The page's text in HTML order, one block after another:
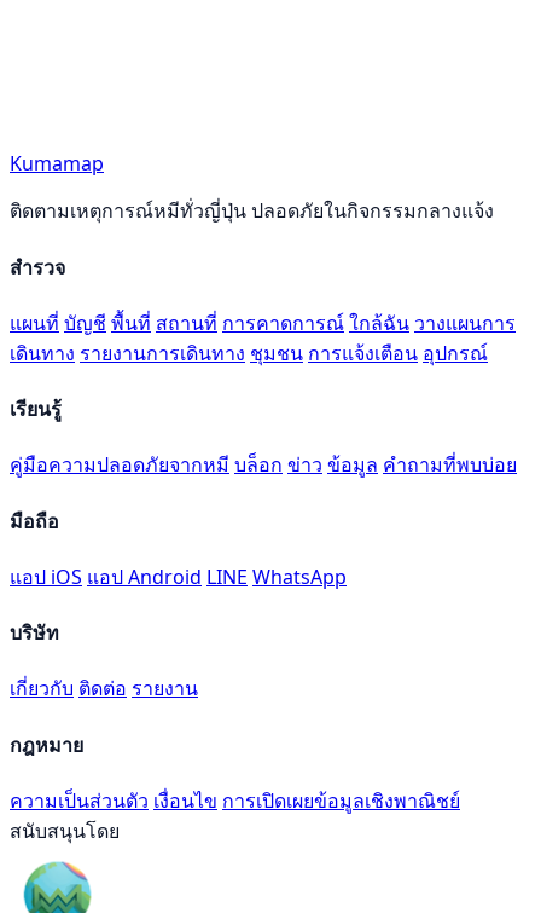
Kumamap
ติดตามเหตุการณ์หมีทั่วญี่ปุ่น ปลอดภัยในกิจกรรมกลางแจ้ง
สำรวจ
แผนที่ บัญชี พื้นที่ สถานที่ การคาดการณ์ใกล้ฉัน วางแผนการ
เดินทาง รายงานการเดินทาง ชุมชน การแจ้งเตือน อุปกรณ์
เรียนรู้
คู่มือความปลอดภัยจากหมี บล็อก ข่าว ข้อมูล คำถามที่พบบ่อย
มือถือ
แอป iOS แอป Android LINE WhatsApp
บริษัท
เกี่ยวกับ ติดต่อ รายงาน
กฎหมาย
ความเป็นส่วนตัว เงื่อนไข การเปิดเผยข้อมูลเชิงพาณิชย์
สนับสนุนโดย